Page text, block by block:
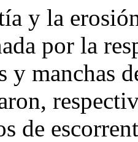
y la
por la
y manchas
de